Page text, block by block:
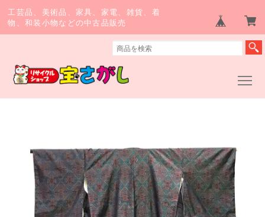
工芸品、美術品、家具、家電、雑貨、着
物、和装小物などの中古品販売